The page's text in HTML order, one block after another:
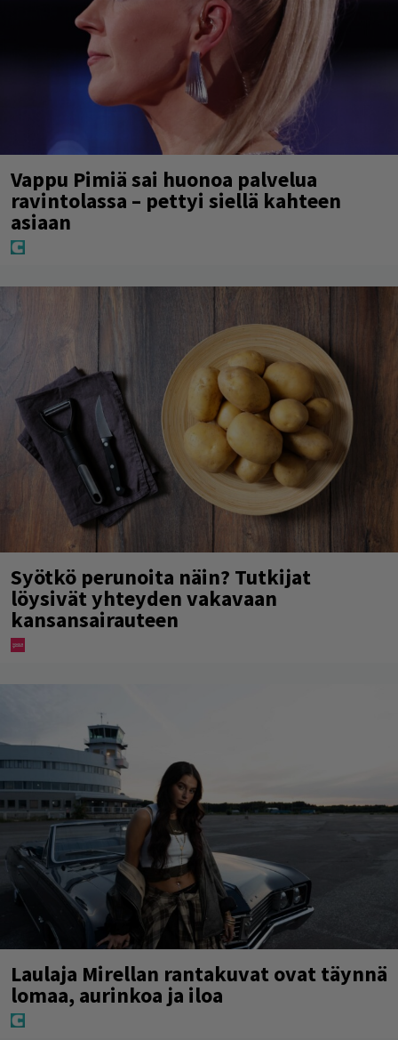
Vappu Pimiä sai huonoa palvelua
ravintolassa – pettyi siellä kahteen
asiaan
Syötkö perunoita näin? Tutkijat
löysivät yhteyden vakavaan
kansansairauteen
Laulaja Mirellan rantakuvat ovat täynnä
lomaa, aurinkoa ja iloa